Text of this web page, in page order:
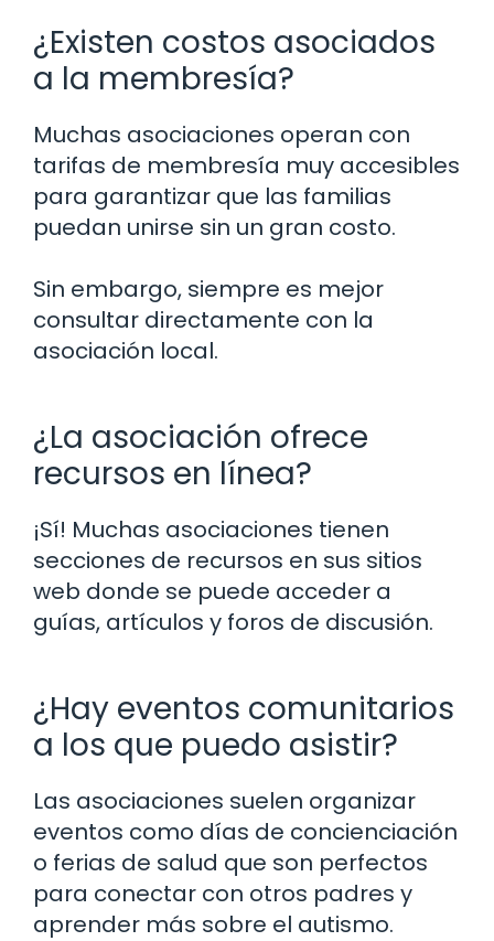
¿Existen costos asociados
a la membresía?
Muchas asociaciones operan con
tarifas de membresía muy accesibles
para garantizar que las familias
puedan unirse sin un gran costo.
Sin embargo, siempre es mejor
consultar directamente con la
asociación local.
¿La asociación ofrece
recursos en línea?
¡Sí! Muchas asociaciones tienen
secciones de recursos en sus sitios
web donde se puede acceder a
guías, artículos y foros de discusión.
¿Hay eventos comunitarios
a los que puedo asistir?
Las asociaciones suelen organizar
eventos como días de concienciación
o ferias de salud que son perfectos
para conectar con otros padres y
aprender más sobre el autismo.